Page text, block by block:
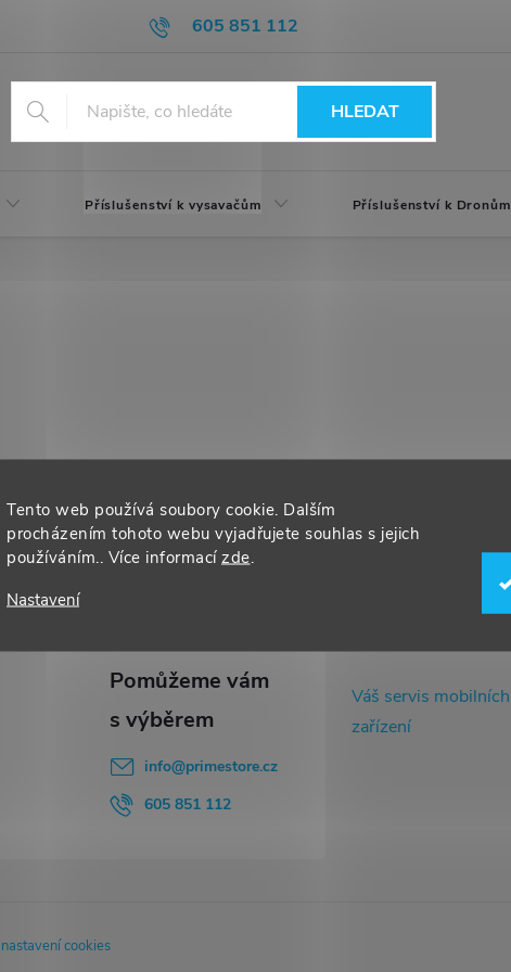
Tento web používá soubory cookie. Dalším
procházením tohoto webu vyjadřujete souhlas s jejich
používáním.. Více informací zde.
Nastavení
605 851 112
HLEDAT
Příslušenství k vysavačům Příslušenství k Dronům
info@primestore.cz
605 851 112
Váš servis mobilních
zařízení
cookies